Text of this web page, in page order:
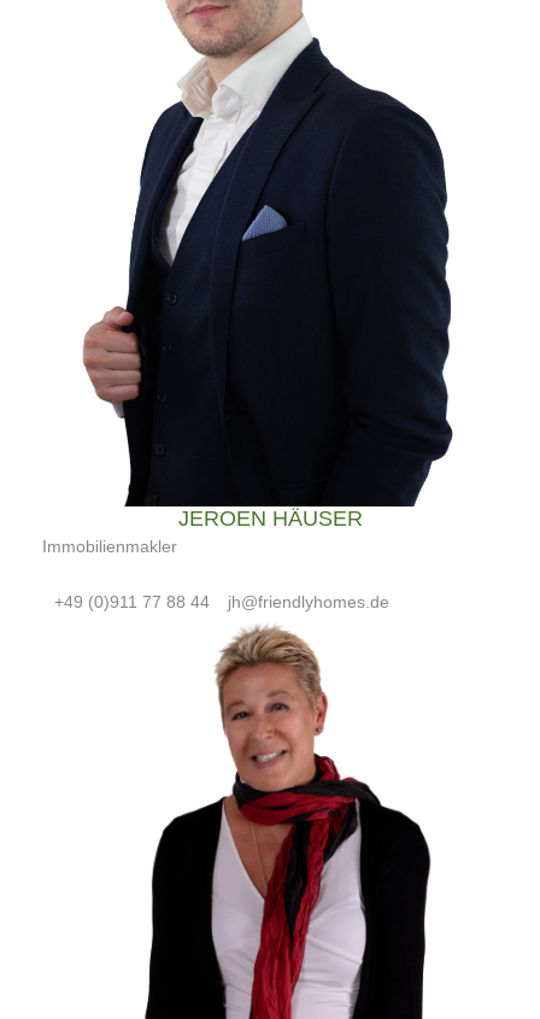
JEROEN HÄUSER
Immobilienmakler
+49 (0)911 77 88 44 jh@friendlyhomes.de